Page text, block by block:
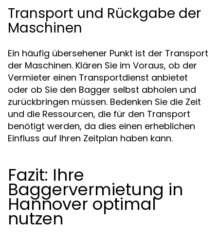
Transport und Rückgabe der
Maschinen
Ein häufig übersehener Punkt ist der Transport
der Maschinen. Klären Sie im Voraus, ob der
Vermieter einen Transportdienst anbietet
oder ob Sie den Bagger selbst abholen und
zurückbringen müssen. Bedenken Sie die Zeit
und die Ressourcen, die für den Transport
benötigt werden, da dies einen erheblichen
Einfluss auf Ihren Zeitplan haben kann.
Fazit: Ihre
Baggervermietung in
Hannover optimal
nutzen